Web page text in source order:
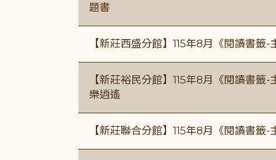
題書
【新莊西盛分館】115年8月《閱讀書籤
【新莊裕民分館】115年8月《閱讀書
樂逍遙
【新莊聯合分館】115年8月《閱讀書籤